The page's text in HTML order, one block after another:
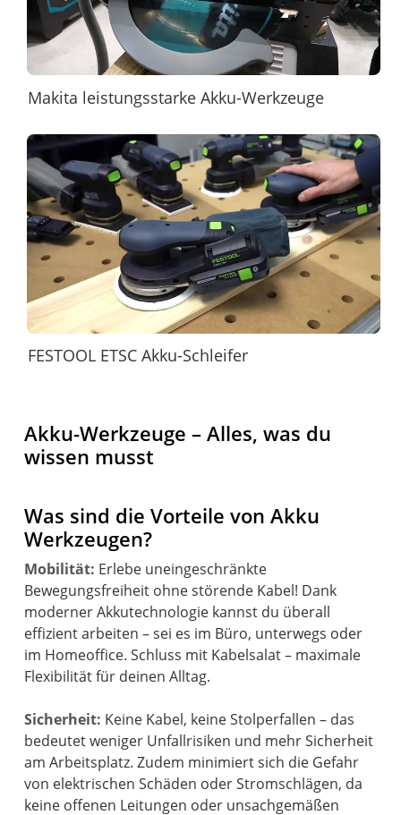
Makita leistungsstarke Akku-Werkzeuge
FESTOOL ETSC Akku-Schleifer
Akku-Werkzeuge – Alles, was du
wissen musst
Was sind die Vorteile von Akku
Werkzeugen?
Mobilität: Erlebe uneingeschränkte
Bewegungsfreiheit ohne störende Kabel! Dank
moderner Akkutechnologie kannst du überall
effizient arbeiten – sei es im Büro, unterwegs oder
im Homeoffice. Schluss mit Kabelsalat – maximale
Flexibilität für deinen Alltag.
Sicherheit: Keine Kabel, keine Stolperfallen – das
bedeutet weniger Unfallrisiken und mehr Sicherheit
am Arbeitsplatz. Zudem minimiert sich die Gefahr
von elektrischen Schäden oder Stromschlägen, da
keine offenen Leitungen oder unsachgemäßen